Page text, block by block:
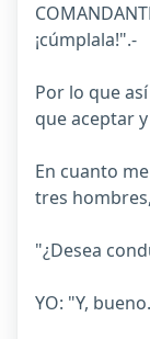
¡cúmplala!".-
Por lo que
que aceptar
En cuanto
tres
"¿Desea
YO: "Y,